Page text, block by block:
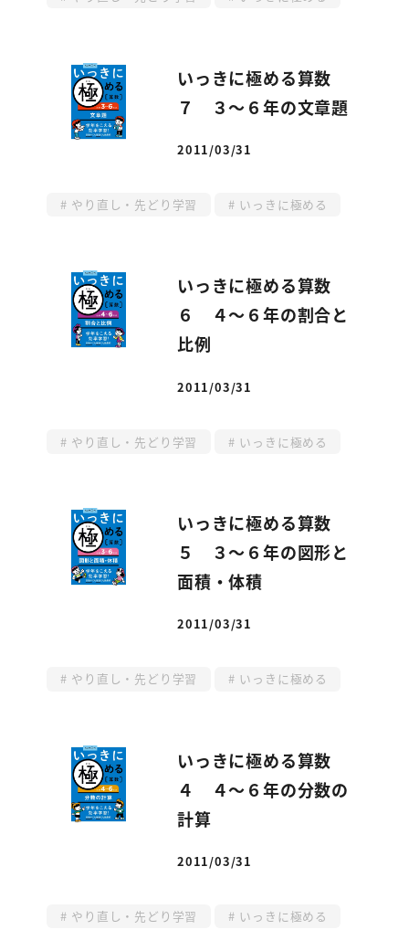
いっきに極める算数
７ ３～６年の文章題
投稿日
2011/03/31
やり直し・先どり学習 いっきに極める
いっきに極める算数
６ ４～６年の割合と
比例
投稿日
2011/03/31
やり直し・先どり学習 いっきに極める
いっきに極める算数
５ ３～６年の図形と
面積・体積
投稿日
2011/03/31
やり直し・先どり学習 いっきに極める
いっきに極める算数
４ ４～６年の分数の
計算
投稿日
2011/03/31
やり直し・先どり学習 いっきに極める